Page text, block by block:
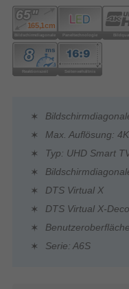
Max. Auflösung:
Typ: UHD Smart
DTS Virtual X
DTS Virtual X-
Serie: A6S